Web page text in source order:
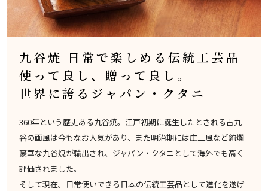
九谷焼 日常で楽しめる伝統工芸品
使って良し、贈って良し。
世界に誇るジャパン・クタニ
360年という歴史ある九谷焼。江戸初期に誕生したとされる古九
谷の画風は今もなお人気があり、また明治期には庄三風など絢爛
豪華な九谷焼が輸出され、ジャパン・クタニとして海外でも高く
評価されました。
そして現在。日常使いできる日本の伝統工芸品として進化を遂げ